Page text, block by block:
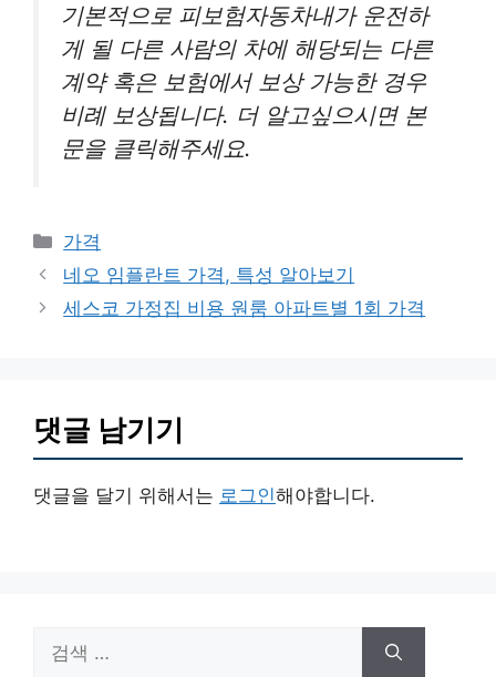
기본적으로 피보험자동차내가 운전하
게 될 다른 사람의 차에 해당되는 다른
계약 혹은 보험에서 보상 가능한 경우
비례 보상됩니다. 더 알고싶으시면 본
문을 클릭해주세요.
카
테
리
가격
네오 임플란트 가격, 특성 알아보기
세스코 가정집 비용 원룸 아파트별 1회 가격
댓글 남기기
댓글을 달기 위해서는 로그인해야합니다.
색: